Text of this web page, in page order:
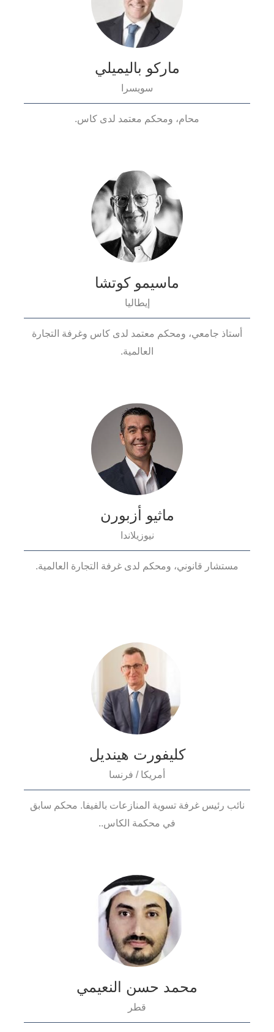
ماركو باليميلي
سويسرا
محام، ومحكم معتمد لدى كاس.
ماسيمو كوتشا
إيطاليا
أستاذ جامعي، ومحكم معتمد لدى كاس وغرفة التجارة
العالمية.
ماثيو أزبورن
نيوزيلاندا
مستشار قانوني، ومحكم لدى غرفة التجارة العالمية.
كليفورت هينديل
أمريكا / فرنسا
نائب رئيس غرفة تسوية المنازعات بالفيفا. محكم سابق
في محكمة الكاس..
محمد حسن النعيمي
قطر